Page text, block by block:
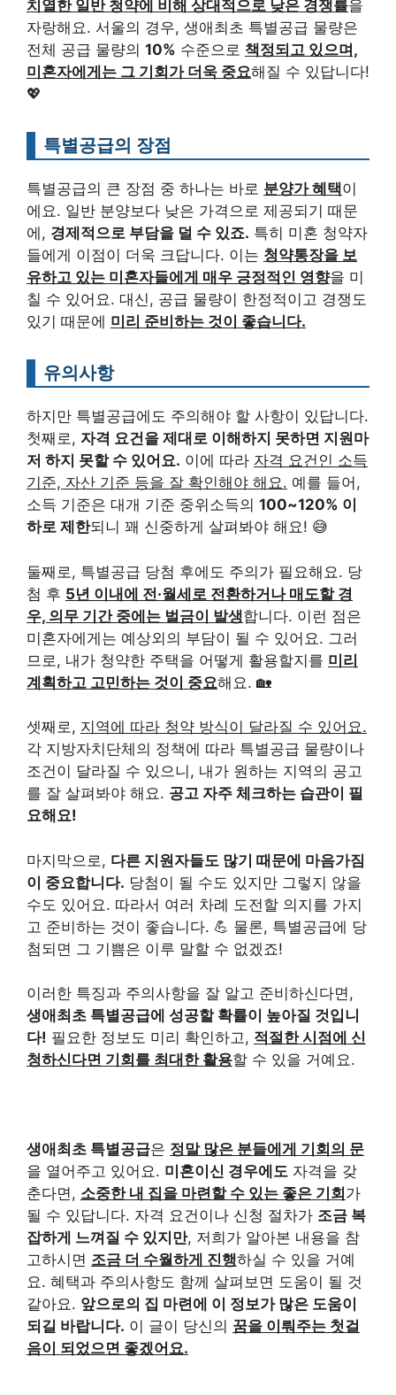
치열한 일반 청약에 비해 상대적으로 낮은 경쟁률을
자랑해요. 서울의 경우, 생애최초 특별공급 물량은
전체 공급 물량의 10% 수준으로 책정되고 있으며,
미혼자에게는 그 기회가 더욱 중요해질 수 있답니다!
💖
특별공급의 장점
특별공급의 큰 장점 중 하나는 바로 분양가 혜택이
에요. 일반 분양보다 낮은 가격으로 제공되기 때문
에, 경제적으로 부담을 덜 수 있죠. 특히 미혼 청약자
들에게 이점이 더욱 크답니다. 이는 청약통장을 보
유하고 있는 미혼자들에게 매우 긍정적인 영향을 미
칠 수 있어요. 대신, 공급 물량이 한정적이고 경쟁도
있기 때문에 미리 준비하는 것이 좋습니다.
유의사항
하지만 특별공급에도 주의해야 할 사항이 있답니다.
첫째로, 자격 요건을 제대로 이해하지 못하면 지원마
저 하지 못할 수 있어요. 이에 따라 자격 요건인 소득
기준, 자산 기준 등을 잘 확인해야 해요. 예를 들어,
소득 기준은 대개 기준 중위소득의 100~120% 이
하로 제한되니 꽤 신중하게 살펴봐야 해요! 😅
둘째로, 특별공급 당첨 후에도 주의가 필요해요. 당
첨 후 5년 이내에 전·월세로 전환하거나 매도할 경
우, 의무 기간 중에는 벌금이 발생합니다. 이런 점은
미혼자에게는 예상외의 부담이 될 수 있어요. 그러
므로, 내가 청약한 주택을 어떻게 활용할지를 미리
계획하고 고민하는 것이 중요해요. 🏡
셋째로, 지역에 따라 청약 방식이 달라질 수 있어요.
각 지방자치단체의 정책에 따라 특별공급 물량이나
조건이 달라질 수 있으니, 내가 원하는 지역의 공고
를 잘 살펴봐야 해요. 공고 자주 체크하는 습관이 필
요해요!
마지막으로, 다른 지원자들도 많기 때문에 마음가짐
이 중요합니다. 당첨이 될 수도 있지만 그렇지 않을
수도 있어요. 따라서 여러 차례 도전할 의지를 가지
고 준비하는 것이 좋습니다. 💪 물론, 특별공급에 당
첨되면 그 기쁨은 이루 말할 수 없겠죠!
이러한 특징과 주의사항을 잘 알고 준비하신다면,
생애최초 특별공급에 성공할 확률이 높아질 것입니
다! 필요한 정보도 미리 확인하고, 적절한 시점에 신
청하신다면 기회를 최대한 활용할 수 있을 거예요.
생애최초 특별공급은 정말 많은 분들에게 기회의 문
을 열어주고 있어요. 미혼이신 경우에도 자격을 갖
춘다면, 소중한 내 집을 마련할 수 있는 좋은 기회 가
될 수 있답니다. 자격 요건이나 신청 절차가 조금 복
잡하게 느껴질 수 있지만, 저희가 알아본 내용을 참
고하시면 조금 더 수월하게 진행하실 수 있을 거예
요. 혜택과 주의사항도 함께 살펴보면 도움이 될 것
같아요. 앞으로의 집 마련에 이 정보가 많은 도움이
되길 바랍니다. 이 글이 당신의 꿈을 이뤄주는 첫걸
음이 되었으면 좋겠어요.